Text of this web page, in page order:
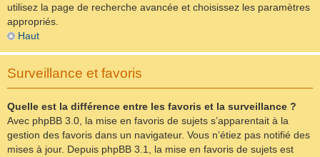
utilisez la page de recherche avancée et choisissez les paramètres
appropriés.
Haut
Surveillance et favoris
Quelle est la différence entre les favoris et la surveillance ?
Avec phpBB 3.0, la mise en favoris de sujets s’apparentait à la
gestion des favoris dans un navigateur. Vous n’étiez pas notifié des
mises à jour. Depuis phpBB 3.1, la mise en favoris de sujets est